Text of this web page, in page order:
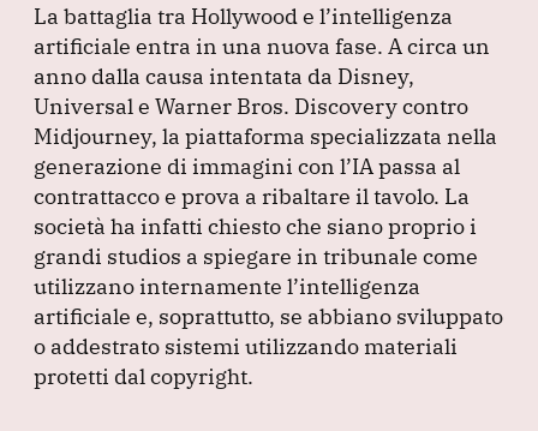
c
e
b
o
o
k
k
e
dI
n
at
s
A
p
p
e
gr
a
m
ai
l
La battaglia tra Hollywood e l’intelligenza
artificiale entra in una nuova fase. A circa un
anno dalla causa intentata da Disney,
Universal e Warner Bros. Discovery contro
Midjourney, la piattaforma specializzata nella
generazione di immagini con l’IA passa al
contrattacco e prova a ribaltare il tavolo. La
società ha infatti chiesto che siano proprio i
grandi studios a spiegare in tribunale come
utilizzano internamente l’intelligenza
artificiale e, soprattutto, se abbiano sviluppato
o addestrato sistemi utilizzando materiali
protetti dal copyright.